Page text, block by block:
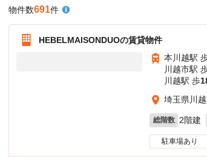
物件数691件
HEBELMAISONDUOの賃貸物件
本川越駅
川越市駅
川越駅 歩
埼玉県川
総階数 2階建
駐車場あり